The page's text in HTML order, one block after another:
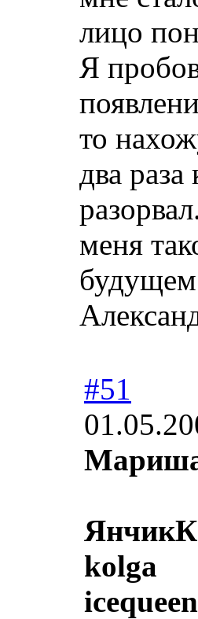
лицо
Я
то
два
меня
будущем
#51
ЯнчикК
kolga
icequeen